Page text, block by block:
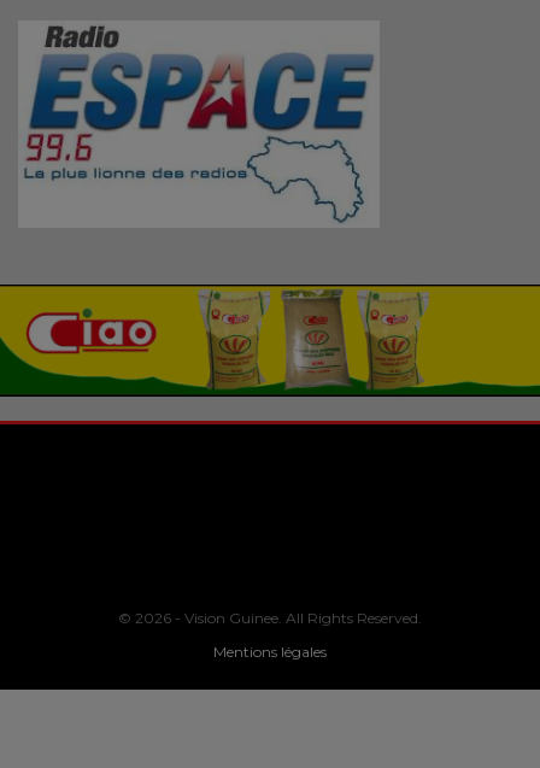
© 2026 - Vision Guinee. All Rights Reserved.
Mentions légales